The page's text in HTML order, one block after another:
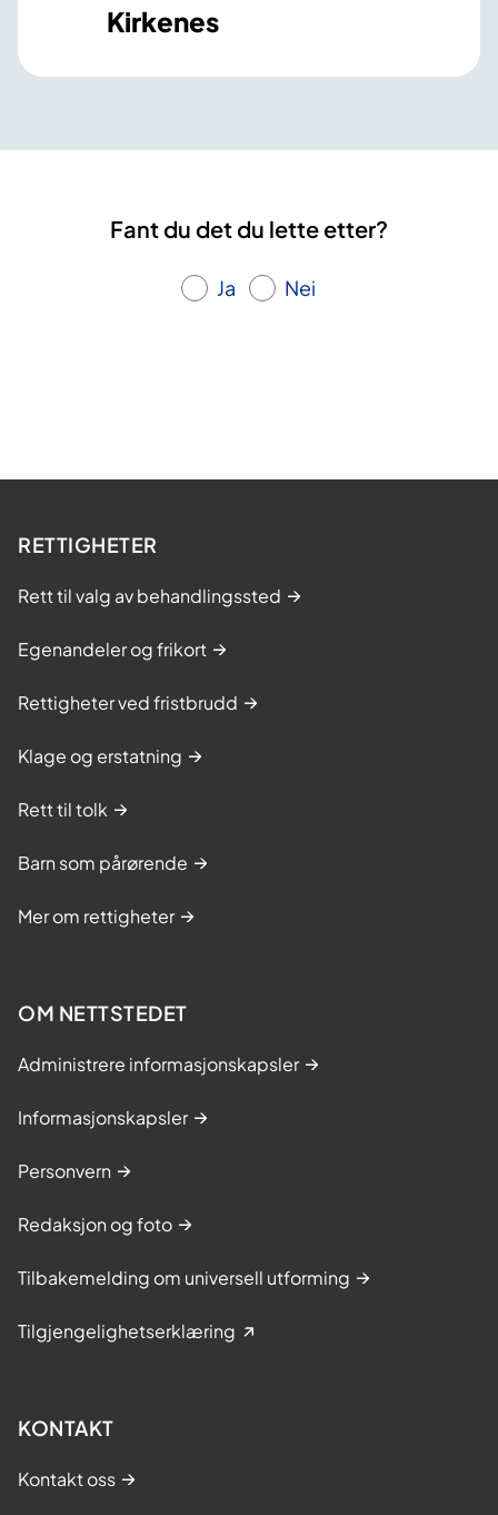
Kirkenes
Fant du det du lette etter?
Ja Nei
RETTIGHETER
Rett til valg av behandlingssted
Egenandeler og frikort
Rettigheter ved fristbrudd
Klage og erstatning
Rett til tolk
Barn som pårørende
Mer om rettigheter
OM NETTSTEDET
Administrere informasjonskapsler
Informasjonskapsler
Personvern
Redaksjon og foto
Tilbakemelding om universell utforming
Tilgjengelighetserklæring
KONTAKT
Kontakt oss